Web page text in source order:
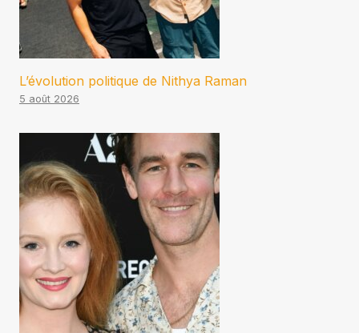
L’évolution politique de Nithya Raman
5 août 2026